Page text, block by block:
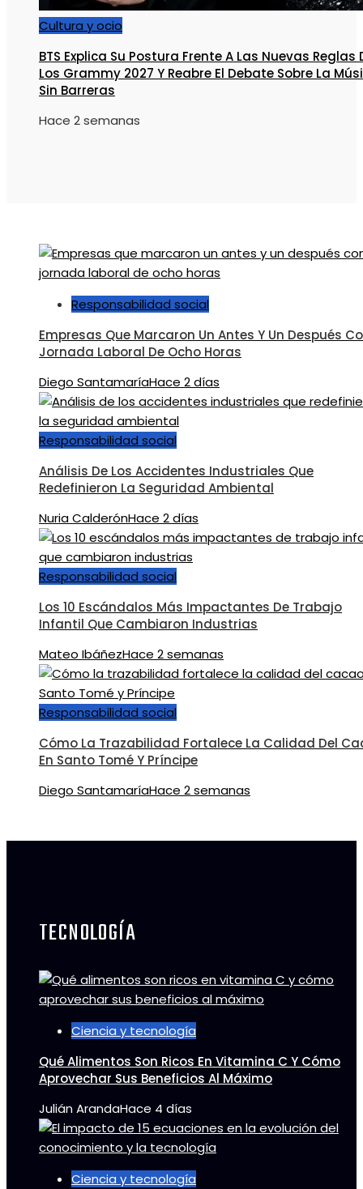
Cultura y ocio
BTS Explica Su Postura Frente A Las Nuevas Reglas
Los Grammy 2027 Y Reabre El Debate Sobre La
Sin Barreras
Hace 2 semanas
Responsabilidad social
Empresas Que Marcaron Un Antes Y Un Después
Jornada Laboral De Ocho Horas
Diego SantamaríaHace 2 días
Responsabilidad social
Análisis De Los Accidentes Industriales Que
Redefinieron La Seguridad Ambiental
Nuria CalderónHace 2 días
Responsabilidad social
Los 10 Escándalos Más Impactantes De Trabajo
Infantil Que Cambiaron Industrias
Mateo IbáñezHace 2 semanas
Responsabilidad social
Cómo La Trazabilidad Fortalece La Calidad Del
En Santo Tomé Y Príncipe
Diego SantamaríaHace 2 semanas
TECNOLOGÍA
Ciencia y tecnología
Qué Alimentos Son Ricos En Vitamina C Y Cómo
Aprovechar Sus Beneficios Al Máximo
Julián ArandaHace 4 días
Ciencia y tecnología